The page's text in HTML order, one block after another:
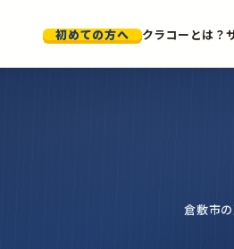
初めての方へ クラコーとは？
倉敷市